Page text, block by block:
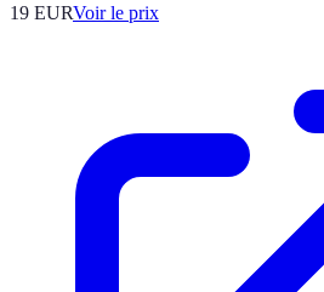
19 EURVoir le prix